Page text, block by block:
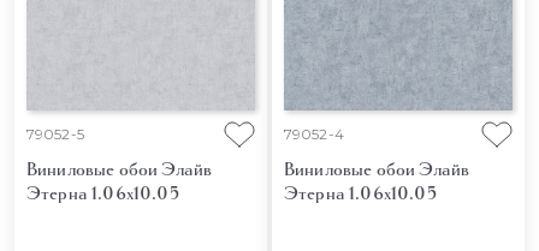
79052-5
Виниловые обои Элайв
Этерна 1.06x10.05
79052-4
Виниловые обои Элайв
Этерна 1.06x10.05